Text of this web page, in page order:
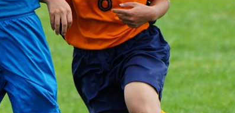
動画マーケ